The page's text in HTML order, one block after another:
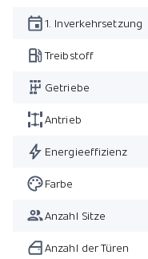
1. Inverkehrsetzung
Treibstoff
Getriebe
Antrieb
Energieeffizienz
Farbe
Anzahl Sitze
Anzahl der Türen